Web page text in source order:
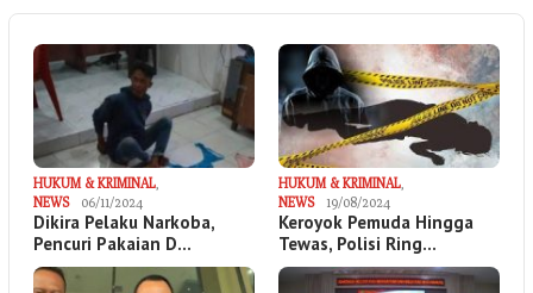
HUKUM & KRIMINAL
NEWS
06/11/2024
Dikira Pelaku Narkoba,
Pencuri Pakaian D…
HUKUM & KRIMINAL
NEWS
19/08/2024
Keroyok Pemuda Hingga
Tewas, Polisi Ring…